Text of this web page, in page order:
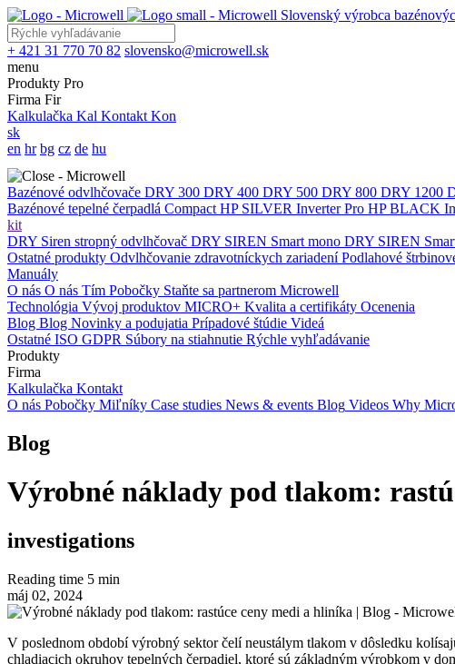
Slovenský výrobca
+ 421 31 770 70 82 slovensko@microwell.sk
menu
Produkty Pro
Firma Fir
Kalkulačka Kal Kontakt Kon
sk
en hr bg cz de hu
Bazénové odvlhčovače DRY 300 DRY 400 DRY 500 DRY 800 DRY 1200
Bazénové tepelné čerpadlá Compact HP SILVER Inverter Pro HP BLACK
kit
DRY Siren stropný odvlhčovač DRY SIREN Smart mono DRY SIREN
Ostatné produkty Odvlhčovanie zdravotníckych zariadeníPodlahové
Manuály
O nás O nás Tím Pobočky Staňte sa partnerom Microwell
Technológia Vývoj produktov MICRO+ Kvalita a certifikáty Ocenenia
Blog Blog Novinky a podujatia Prípadové štúdie Videá
Ostatné ISO GDPR Súbory na stiahnutie Rýchle vyhľadávanie
Produkty
Firma
Kalkulačka Kontakt
O nás Pobočky Miľníky Case studies News & events Blog Videos Why
Blog
Výrobné náklady pod tlakom:
investigations
Reading time 5 min
máj 02, 2024
V poslednom období výrobný sektor čelí neustálym tlakom v dôsledku
chladiacich okruhov tepelných čerpadiel, ktoré sú základným výrobkom v